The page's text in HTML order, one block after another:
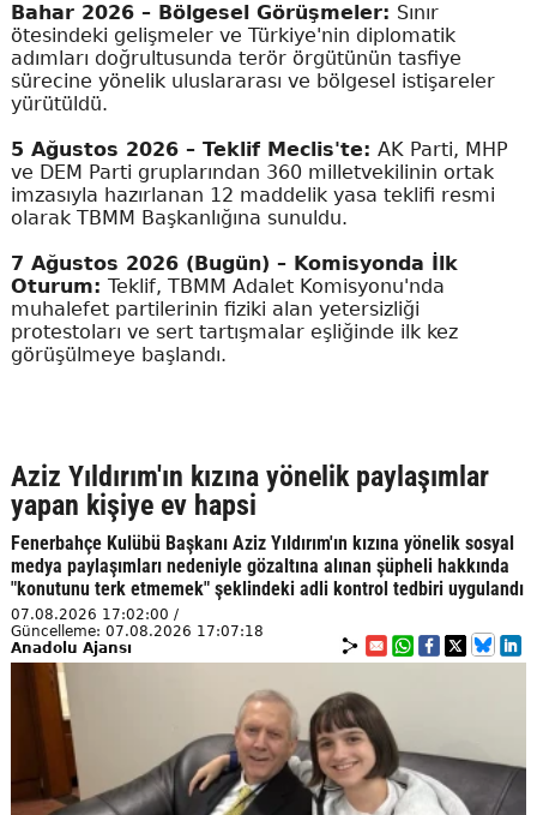
Bahar 2026 – Bölgesel Görüşmeler: Sınır
ötesindeki gelişmeler ve Türkiye'nin diplomatik
adımları doğrultusunda terör örgütünün tasfiye
sürecine yönelik uluslararası ve bölgesel istişareler
yürütüldü.
5 Ağustos 2026 – Teklif Meclis'te: AK Parti, MHP
ve DEM Parti gruplarından 360 milletvekilinin ortak
imzasıyla hazırlanan 12 maddelik yasa teklifi resmi
olarak TBMM Başkanlığına sunuldu.
7 Ağustos 2026 (Bugün) – Komisyonda İlk
Oturum: Teklif, TBMM Adalet Komisyonu'nda
muhalefet partilerinin fiziki alan yetersizliği
protestoları ve sert tartışmalar eşliğinde ilk kez
görüşülmeye başlandı.
Aziz Yıldırım'ın kızına yönelik paylaşımlar
yapan kişiye ev hapsi
Fenerbahçe Kulübü Başkanı Aziz Yıldırım'ın kızına yönelik sosyal
medya paylaşımları nedeniyle gözaltına alınan şüpheli hakkında
"konutunu terk etmemek" şeklindeki adli kontrol tedbiri uygulandı
07.08.2026 17:02:00 /
Güncelleme: 07.08.2026 17:07:18
Anadolu Ajansı